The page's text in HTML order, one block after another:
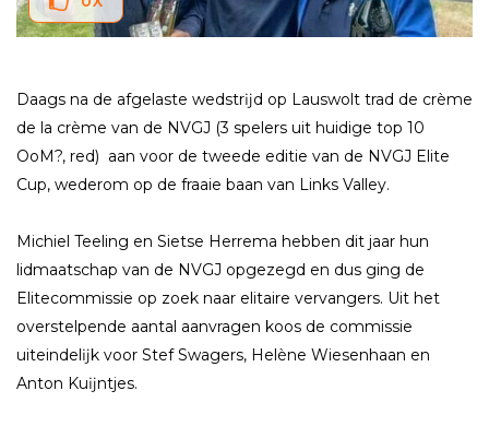
Daags na de afgelaste wedstrĳd op Lauswolt trad de crème
de la crème van de NVGJ (3 spelers uit huidige top 10
OoM?, red) aan voor de tweede editie van de NVGJ Elite
Cup, wederom op de fraaie baan van Links Valley.
Michiel Teeling en Sietse Herrema hebben dit jaar hun
lidmaatschap van de NVGJ opgezegd en dus ging de
Elitecommissie op zoek naar elitaire vervangers. Uit het
overstelpende aantal aanvragen koos de commissie
uiteindelĳk voor Stef Swagers, Helène Wiesenhaan en
Anton Kuĳntjes.